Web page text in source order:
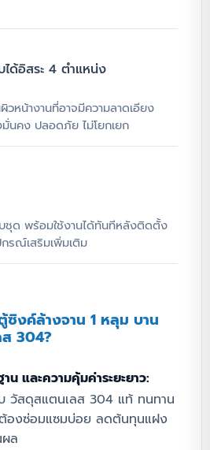
บาล ด้วยวัสดุสแตนเลส 304
าร (Food Grade) ที่ทนทาน
อดสนิม พร้อมดีไซน์ตู้บานทึบ
บเรียบร้อย ป้องกันฝุ่นและ
สิทธิภาพ
ได้อิสระ 4 ตำแหน่ง
วหน้างานที่อาจมีความลาดเอียง
นคง ปลอดภัย ไม่โยกเยก
ด พร้อมใช้งานได้ทันทีหลังติดตั้ง
รณ์เสริมเพิ่มเติม
ซิงค์ล้างจาน 1 หลุม บาน
304?
น และความคุ้มค่าระยะยาว:
วัสดุสแตนเลส 304 แท้ ทนทาน
ต้องซ่อมแซมบ่อย ลดต้นทุนแฝง
ล